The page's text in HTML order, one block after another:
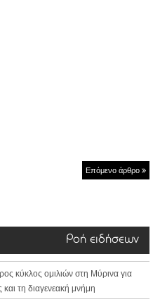
Επόμενο άρθρο
Ροή ειδήσεων
κύκλος ομιλιών στη Μύρινα για
και τη διαγενεακή μνήμη